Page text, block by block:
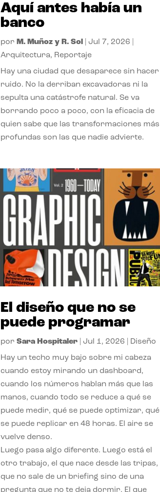
Aquí antes había un
banco
por M. Muñoz y R. Sol Jul 7, 2026
Arquitectura, Reportaje
Hay una ciudad que desaparece sin hacer
ruido. No la derriban excavadoras ni la
sepulta una catástrofe natural. Se va
borrando poco a poco, con la eficacia de
quien sabe que las transformaciones más
profundas son las que nadie advierte.
El diseño que no se
puede programar
por Sara Hospitaler| Jul 1, 2026 Diseño
Hay un techo muy bajo sobre mi cabeza
cuando estoy mirando un dashboard,
cuando los números hablan más que las
manos, cuando todo se reduce a qué se
puede medir, qué se puede optimizar, qué
se puede replicar en 48 horas. El aire se
vuelve denso.
Luego pasa algo diferente. Luego está el
otro trabajo, el que nace desde las tripas,
que no sale de un briefing sino de una
pregunta que no te deja dormir. El que